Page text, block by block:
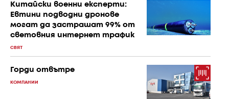
Китайски военни експерти:
Евтини подводни дронове
могат да застрашат 99% от
световния интернет трафик
СВЯТ
Горди отвътре
КОМПАНИИ